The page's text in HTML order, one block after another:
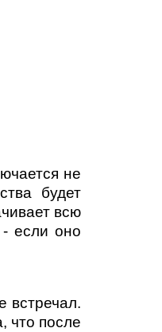
не
будет
всю
если оно
встречал.
что после